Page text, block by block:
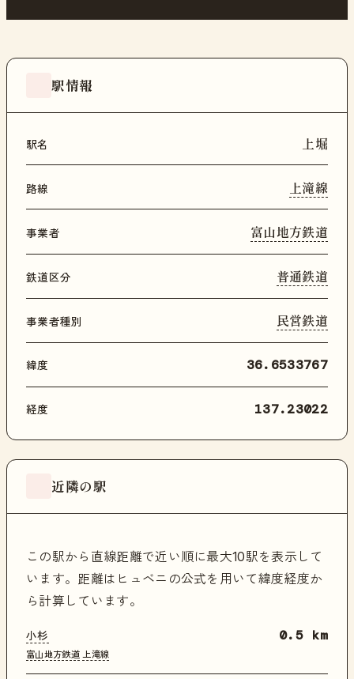
駅情報
駅名 上堀
路線 上滝線
事業者 富山地方鉄道
鉄道区分 普通鉄道
事業者種別 民営鉄道
緯度 36.6533767
経度 137.23022
近隣の駅
この駅から直線距離で近い順に最大10駅を表示して
います。距離はヒュベニの公式を用いて緯度経度か
ら計算しています。
小杉
富山地方鉄道 上滝線
0.5 km